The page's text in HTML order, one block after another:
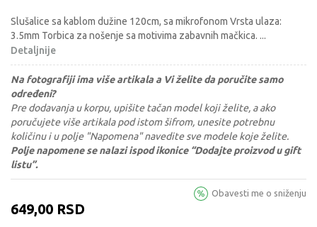
Slušalice sa kablom dužine 120cm, sa mikrofonom Vrsta ulaza:
3.5mm Torbica za nošenje sa motivima zabavnih mačkica. ...
Detaljnije
Na fotografiji ima više artikala a Vi želite da poručite samo
određeni?
Pre dodavanja u korpu, upišite tačan model koji želite, a ako
poručujete više artikala pod istom šifrom, unesite potrebnu
količinu i u polje "Napomena" navedite sve modele koje želite.
Polje napomene se nalazi ispod ikonice “Dodajte proizvod u gift
listu”.
649,00 RSD
Obavesti me o sniženju